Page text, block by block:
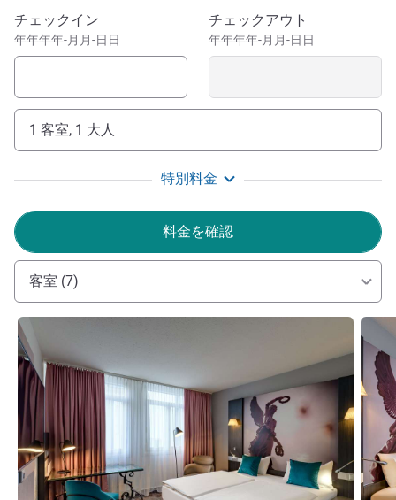
公共交通機関の拠点となっています。
ハノーバーを簡単に探索しましょう：マシュ湖、旧市街、
歩圏内です。すぐ近くにあるエレンハウゼン庭園や展示場
もまわってみましょう。
の中でお楽しみください。ホテルのサービスは、ウェルネ
スを第一に考え、細心の注意を払っております。ご滞在中
は快適な時間をお過ごしください。
Sandra Schmidt ホテル経営
このホテルを予約
チェックイン
年年年年-月月-日日
チェックアウト
年年年年-月月-日日
1 客室, 1 大人
特別料金
料金を確認
客室 (7)
詳細を表示 詳細